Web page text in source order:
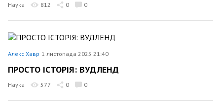
Наука 812 0 0
Алекс Хавр 1 листопада 2025 21:40
ПРОСТО ІСТОРІЯ: ВУДЛЕНД
Наука 577 0 0